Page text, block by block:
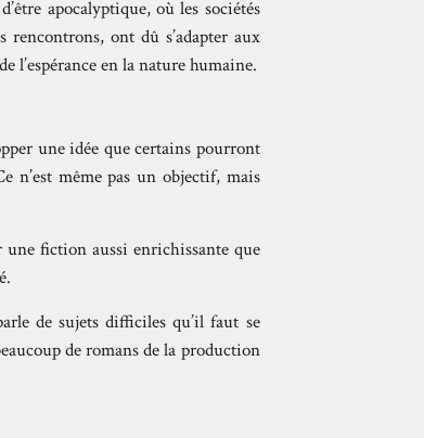
apocalyptique, où les sociétés
rencontrons, ont dû s’adapter aux
l’espérance en la nature humaine.
une idée que certains pourront
n’est même pas un objectif, mais
une fiction aussi enrichissante que
de sujets difficiles qu’il faut se
de romans de la production